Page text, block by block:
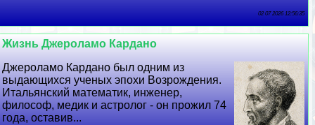
02 07 2026 12:56:35
Жизнь Джероламо Кардано
Джероламо Кардано был одним из
выдающихся ученых эпохи Возрождения.
Итальянский математик, инженер,
философ, медик и астролог - он прожил 74
года, оставив...